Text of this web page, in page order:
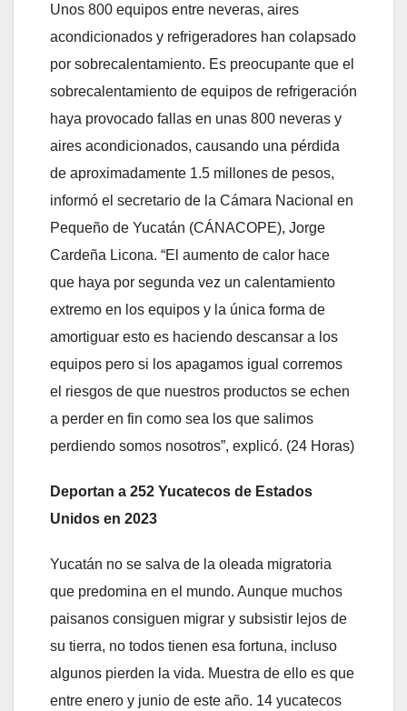
Unos 800 equipos entre neveras, aires
acondicionados y refrigeradores han colapsado
por sobrecalentamiento. Es preocupante que el
sobrecalentamiento de equipos de refrigeración
haya provocado fallas en unas 800 neveras y
aires acondicionados, causando una pérdida
de aproximadamente 1.5 millones de pesos,
informó el secretario de la Cámara Nacional en
Pequeño de Yucatán (CÁNACOPE), Jorge
Cardeña Licona. “El aumento de calor hace
que haya por segunda vez un calentamiento
extremo en los equipos y la única forma de
amortiguar esto es haciendo descansar a los
equipos pero si los apagamos igual corremos
el riesgos de que nuestros productos se echen
a perder en fin como sea los que salimos
perdiendo somos nosotros”, explicó. (24 Horas)
Deportan a 252 Yucatecos de Estados
Unidos en 2023
Yucatán no se salva de la oleada migratoria
que predomina en el mundo. Aunque muchos
paisanos consiguen migrar y subsistir lejos de
su tierra, no todos tienen esa fortuna, incluso
algunos pierden la vida. Muestra de ello es que
entre enero y junio de este año. 14 yucatecos